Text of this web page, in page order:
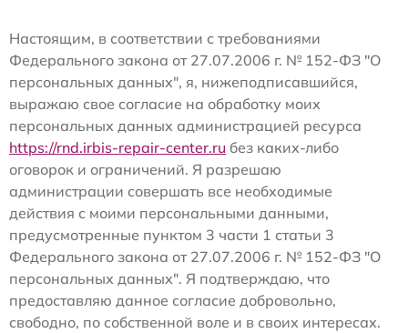
Настоящим, в соответствии с требованиями
Федерального закона от 27.07.2006 г. № 152-ФЗ "О
персональных данных", я, нижеподписавшийся,
выражаю свое согласие на обработку моих
персональных данных администрацией ресурса
https://rnd.irbis-repair-center.ru без каких-либо
оговорок и ограничений. Я разрешаю
администрации совершать все необходимые
действия с моими персональными данными,
предусмотренные пунктом 3 части 1 статьи 3
Федерального закона от 27.07.2006 г. № 152-ФЗ "О
персональных данных". Я подтверждаю, что
предоставляю данное согласие добровольно,
свободно, по собственной воле и в своих интересах.